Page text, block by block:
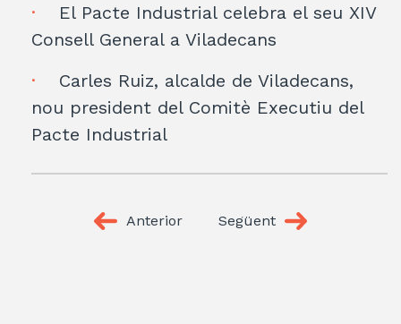
El Pacte Industrial celebra el seu XIV
Consell General a Viladecans
Carles Ruiz, alcalde de Viladecans,
nou president del Comitè Executiu del
Pacte Industrial
Anterior Següent